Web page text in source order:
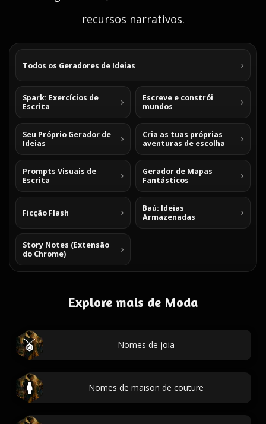
recursos narrativos.
Todos os Geradores de Ideias
Spark: Exercícios de
Escrita
Escreve e constrói
mundos
Seu Próprio Gerador de
Ideias
Cria as tuas próprias
aventuras de escolha
Prompts Visuais de
Escrita
Gerador de Mapas
Fantásticos
Ficção Flash
Baú: Ideias
Armazenadas
Story Notes (Extensão
do Chrome)
Explore mais de Moda
Nomes de joia
Nomes de maison de couture